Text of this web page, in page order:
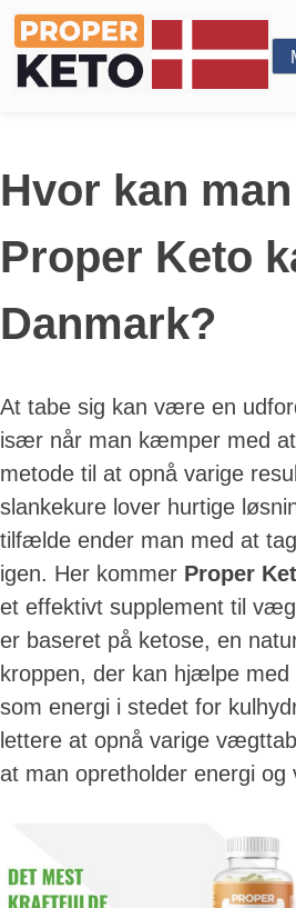
Hvor kan
Proper Keto
Danmark?
At tabe sig kan være en
især når man kæmper med
metode til at opnå varige
slankekure lover hurtige
tilfælde ender man med at
igen. Her kommer Proper
et effektivt supplement til
er baseret på ketose, en
kroppen, der kan hjælpe
som energi i stedet for
lettere at opnå varige
at man opretholder energi